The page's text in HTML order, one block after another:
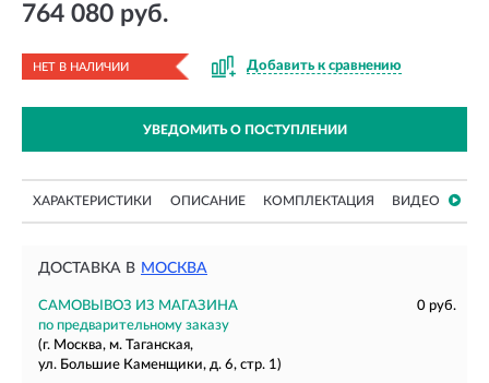
764 080 руб.
НЕТ В НАЛИЧИИ Добавить к сравнению
УВЕДОМИТЬ О ПОСТУПЛЕНИИ
ХАРАКТЕРИСТИКИ ОПИСАНИЕ КОМПЛЕКТАЦИЯ ВИДЕО
ДОСТАВКА В МОСКВА
САМОВЫВОЗ ИЗ МАГАЗИНА
0 руб.
по предварительному заказу
(г. Москва, м. Таганская,
ул. Большие Каменщики, д. 6, стр. 1)